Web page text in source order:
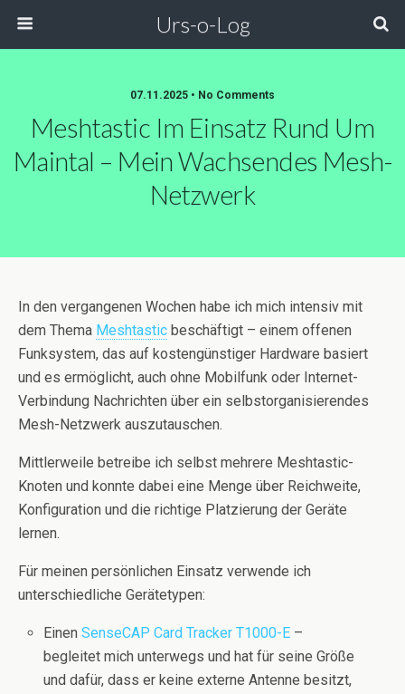
Urs-o-Log
07.11.2025 • No Comments
Meshtastic Im Einsatz Rund Um
Maintal – Mein Wachsendes Mesh-
Netzwerk
In den vergangenen Wochen habe ich mich intensiv mit
dem Thema Meshtastic beschäftigt – einem offenen
Funksystem, das auf kostengünstiger Hardware basiert
und es ermöglicht, auch ohne Mobilfunk oder Internet-
Verbindung Nachrichten über ein selbstorganisierendes
Mesh-Netzwerk auszutauschen.
Mittlerweile betreibe ich selbst mehrere Meshtastic-
Knoten und konnte dabei eine Menge über Reichweite,
Konfiguration und die richtige Platzierung der Geräte
lernen.
Für meinen persönlichen Einsatz verwende ich
unterschiedliche Gerätetypen:
EinenSenseCAP Card Tracker T1000-E –
begleitet mich unterwegs und hat für seine Größe
und dafür, dass er keine externe Antenne besitzt,